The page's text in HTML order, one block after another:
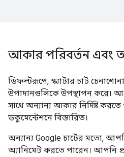
আকার পরিবর্তন এবং
ডিফল্টরূপে, স্ক্যাটার চার্ট
উপাদানগুলিকে উপস্থাপন করে।
সাথে অন্যান্য আকার নির্দিষ্ট করতে
ডকুমেন্টেশনে বিস্তারিত।
অন্যান্য Google চার্টের মতো,
অ্যানিমেট করতে পারেন। আপনি